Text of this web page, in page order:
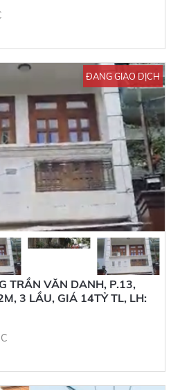
ĐANG GIAO DỊCH
TRẦN VĂN DANH, P.13,
3 LẦU, GIÁ 14TỶ TL, LH: